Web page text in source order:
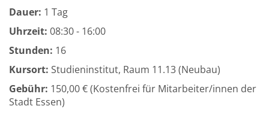
Dauer: 1 Tag
Uhrzeit: 08:30 - 16:00
Stunden: 16
Kursort: Studieninstitut, Raum 11.13 (Neubau)
Gebühr: 150,00 € (Kostenfrei für Mitarbeiter/innen der
Stadt Essen)